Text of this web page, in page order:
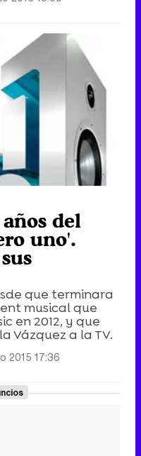
del
uno'.
que terminara
musical que
en 2012, y que
Vázquez a la TV.
2015 17:36